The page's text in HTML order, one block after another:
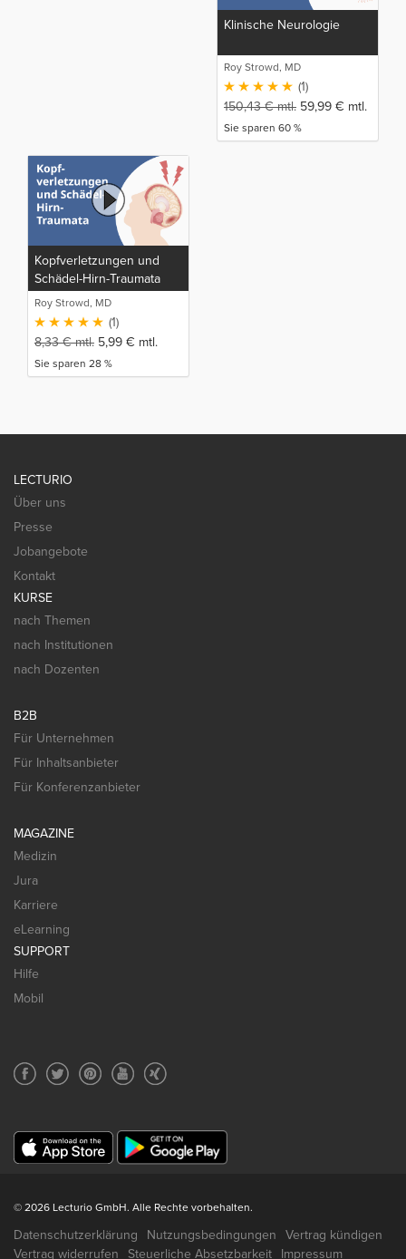
Klinische Neurologie
Roy Strowd, MD
(1)
150,43€mtl. 59,99 € mtl.
Sie sparen 60 %
Kopfverletzungen und
Schädel-Hirn-Traumata
Roy Strowd, MD
(1)
8,33€mtl. 5,99 € mtl.
Sie sparen 28 %
LECTURIO
Über uns
Presse
Jobangebote
Kontakt
KURSE
nach Themen
nach Institutionen
nach Dozenten
B2B
Für Unternehmen
Für Inhaltsanbieter
Für Konferenzanbieter
MAGAZINE
Medizin
Jura
Karriere
eLearning
SUPPORT
Hilfe
Mobil
© 2026 Lecturio GmbH. Alle Rechte vorbehalten.
Datenschutzerklärung Nutzungsbedingungen
Vertrag kündigen
Vertrag widerrufen
Steuerliche Absetzbarkeit Impressum